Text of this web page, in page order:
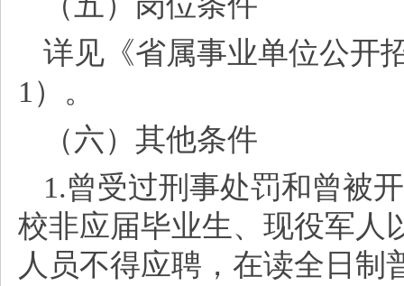
详见《省属事业单位公开
1）。
（六）其他条件
1.曾受过刑事处罚和曾被
校非应届毕业生、现役军人
人员不得应聘，在读全日制